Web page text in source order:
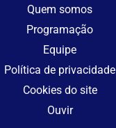
Quem somos
Programação
Equipe
Política de privacidade
Cookies do site
Ouvir